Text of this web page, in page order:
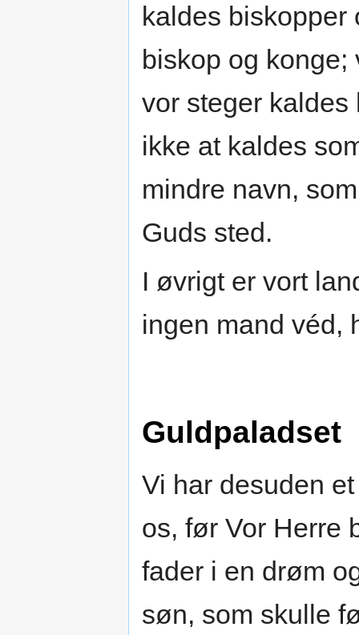
kaldes
biskop og konge;
vor steger
ikke at kaldes
mindre navn,
Guds sted.
I øvrigt er vort
ingen mand véd,
Guldpaladset
Vi har desuden
os, før Vor Herre
fader i en drøm
søn, som skulle